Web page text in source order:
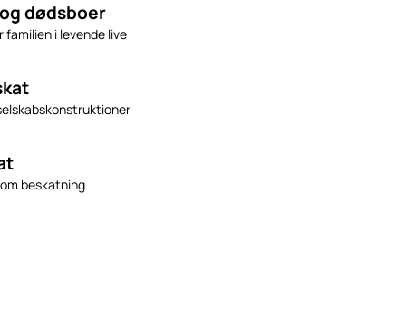
dødsboer
familien i levende live
beskatning